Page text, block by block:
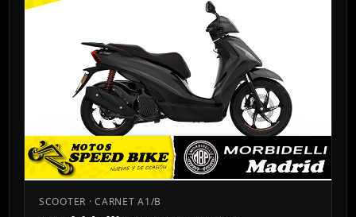
SCOOTER · CARNET A1/B